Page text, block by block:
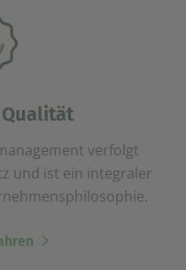
verfolgt
und ist ein integraler